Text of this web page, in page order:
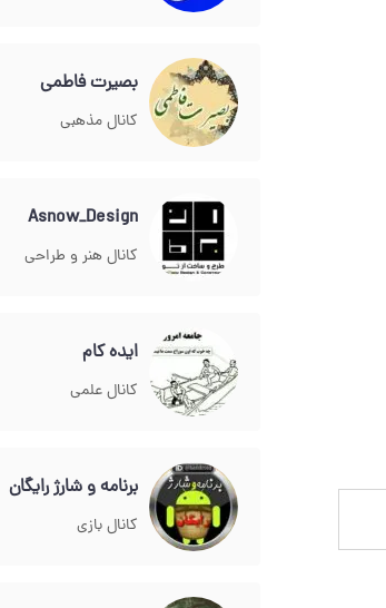
بصیرت فاطمی
کانال مذهبی
Asnow_Design
کانال هنر و طراحی
ایده کام
کانال علمی
برنامه و شارژ رایگان
کانال بازی